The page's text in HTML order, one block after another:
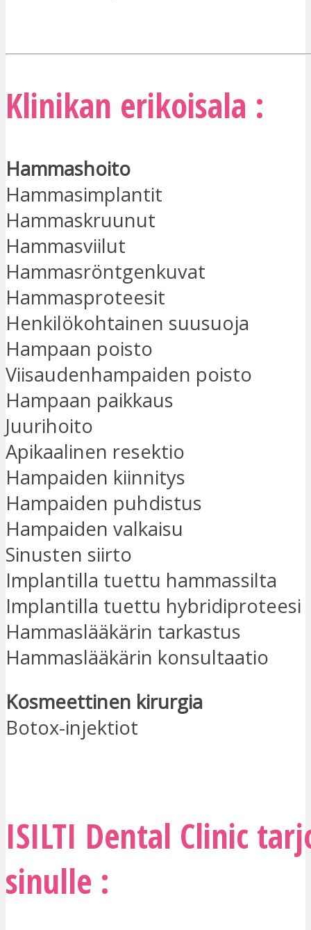
Klinikan erikoisala :
Hammashoito
Hammasimplantit
Hammaskruunut
Hammasviilut
Hammasröntgenkuvat
Hammasproteesit
Henkilökohtainen suusuoja
Hampaan poisto
Viisaudenhampaiden poisto
Hampaan paikkaus
Juurihoito
Apikaalinen resektio
Hampaiden kiinnitys
Hampaiden puhdistus
Hampaiden valkaisu
Sinusten siirto
Implantilla tuettu hammassilta
Implantilla tuettu hybridiproteesi
Hammaslääkärin tarkastus
Hammaslääkärin konsultaatio
Kosmeettinen kirurgia
Botox-injektiot
ISILTI Dental Clinic
sinulle :